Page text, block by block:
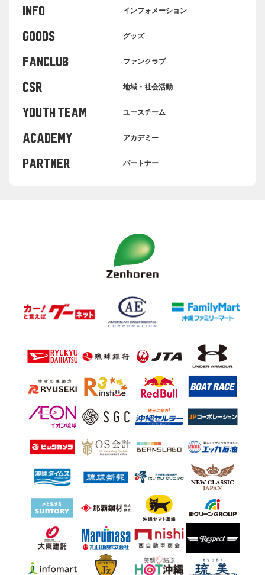
INFO インフォメーション
GOODS グッズ
FANCLUB ファンクラブ
CSR 地域・社会活動
YOUTH TEAM ユースチーム
ACADEMY アカデミー
PARTNER パートナー